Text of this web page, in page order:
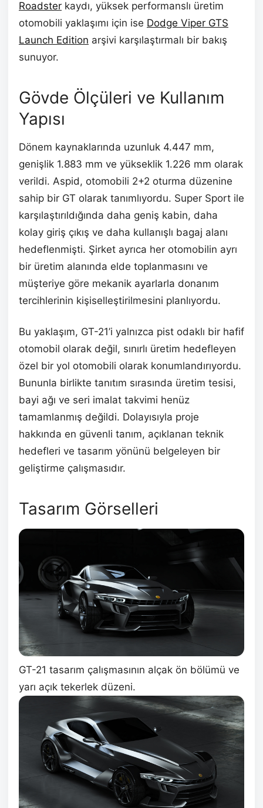
Roadster kaydı, yüksek performanslı üretim
otomobili yaklaşımı için ise Dodge Viper GTS
Launch Edition arşivi karşılaştırmalı bir bakış
sunuyor.
Gövde Ölçüleri ve Kullanım
Yapısı
Dönem kaynaklarında uzunluk 4.447 mm,
genişlik 1.883 mm ve yükseklik 1.226 mm olarak
verildi. Aspid, otomobili 2+2 oturma düzenine
sahip bir GT olarak tanımlıyordu. Super Sport ile
karşılaştırıldığında daha geniş kabin, daha
kolay giriş çıkış ve daha kullanışlı bagaj alanı
hedeflenmişti. Şirket ayrıca her otomobilin ayrı
bir üretim alanında elde toplanmasını ve
müşteriye göre mekanik ayarlarla donanım
tercihlerinin kişiselleştirilmesini planlıyordu.
Bu yaklaşım, GT-21’i yalnızca pist odaklı bir hafif
otomobil olarak değil, sınırlı üretim hedefleyen
özel bir yol otomobili olarak konumlandırıyordu.
Bununla birlikte tanıtım sırasında üretim tesisi,
bayi ağı ve seri imalat takvimi henüz
tamamlanmış değildi. Dolayısıyla proje
hakkında en güvenli tanım, açıklanan teknik
hedefleri ve tasarım yönünü belgeleyen bir
geliştirme çalışmasıdır.
Tasarım Görselleri
GT-21 tasarım çalışmasının alçak ön bölümü ve
yarı açık tekerlek düzeni.